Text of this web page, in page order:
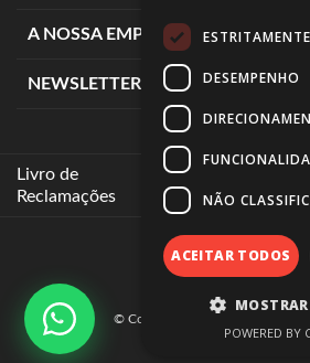
A NOSSA EMPRESA
NEWSLETTER
Livro de
Reclamações
© Copyright 2025
DESEMPENHO
NÃO
ACEITAR TODOS
POWERED BY